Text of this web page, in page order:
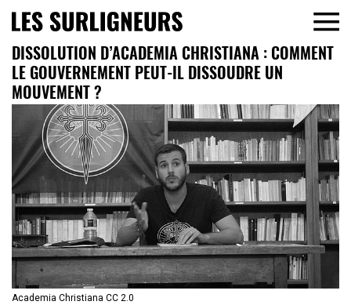
DISSOLUTION D’ACADEMIA CHRISTIANA : COMMENT
LE GOUVERNEMENT PEUT-IL DISSOUDRE UN
MOUVEMENT ?
Academia Christiana CC 2.0